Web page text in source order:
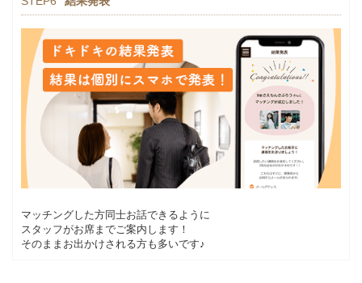
マッチングした方同士お話できるように
スタッフがお席までご案内します！
そのままお出かけされる方も多いです♪